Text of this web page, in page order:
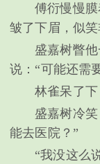
傅衍慢慢
皱了下眉，似
盛嘉树瞥
说：“可能还需
林雀呆了
盛嘉树冷
能去医院？”
“我没这么